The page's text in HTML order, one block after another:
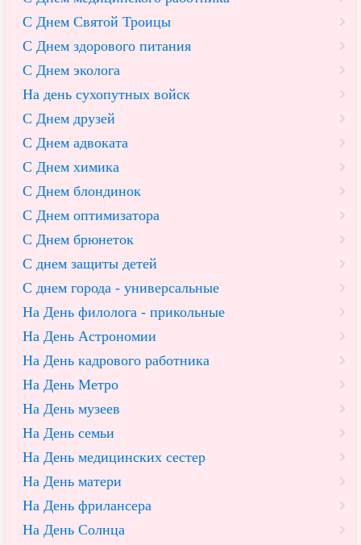
С Днем Святой Троицы
С Днем здорового питания
С Днем эколога
На день сухопутных войск
С Днем друзей
С Днем адвоката
С Днем химика
С Днем блондинок
С Днем оптимизатора
С Днем брюнеток
С днем защиты детей
С днем города - универсальные
На День филолога - прикольные
На День Астрономии
На День кадрового работника
На День Метро
На День музеев
На День семьи
На День медицинских сестер
На День матери
На День фрилансера
На День Солнца